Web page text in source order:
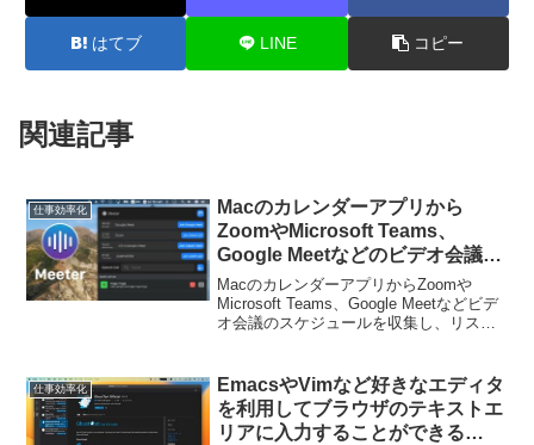
はてブ LINE コピー
関連記事
仕事効率化
Macのカレンダーアプリから
ZoomやMicrosoft Teams、
Google Meetなどのビデオ会議の
スケジュールを収集してメニュー
バーに表示してくれるアプリ
「Meeter」がリリース。
MacのカレンダーアプリからZoomや
Microsoft Teams、Google Meetなどビデ
オ会議のスケジュールを収集し、リスト
す。詳細は以下から。
仕事効率化
EmacsやVimなど好きなエディタ
を利用してブラウザのテキストエ
リアに入力することができる